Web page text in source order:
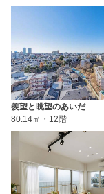
羨望と眺望のあいだ
80.14㎡ ・ 12階